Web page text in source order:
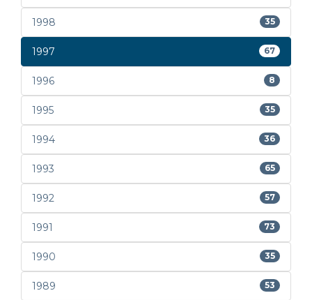
1998 35
1997 67
1996 8
1995 35
1994 36
1993 65
1992 57
1991 73
1990 35
1989 53